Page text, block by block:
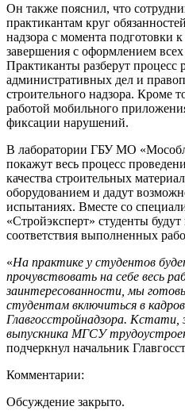
Он также пояснил, что
практикантам круг
надзора с момента подготовки
завершения с оформлением
Практиканты разберут процесс
административных дел и
строительного надзора. Кроме
работой мобильного
фиксации нарушений.
В лаборатории ГБУ МО
покажут весь процесс
качества строительных
оборудованием и дадут
испытаниях. Вместе со
«Стройэксперт» студенты
соответствия выполненных
«На практике у студентов
прочувствовать на себе весь
заинтересованности, мы
студентам включиться в
Главгосстройнадзора.
выпускника МГСУ
подчеркнул начальник
Комментарии:
Обсуждение закрыто.